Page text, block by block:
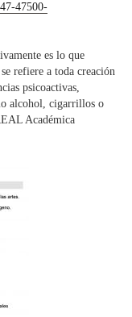
47500-
es lo que
refiere a toda creación
psicoactivas,
alcohol, cigarrillos o
Académica